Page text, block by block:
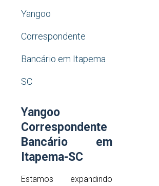
Yangoo
Correspondente
Bancário em Itapema
SC
Yangoo
Correspondente
Bancário em
Itapema-SC
Estamos expandindo